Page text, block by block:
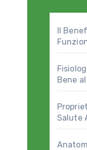
Il
Bene
Salute